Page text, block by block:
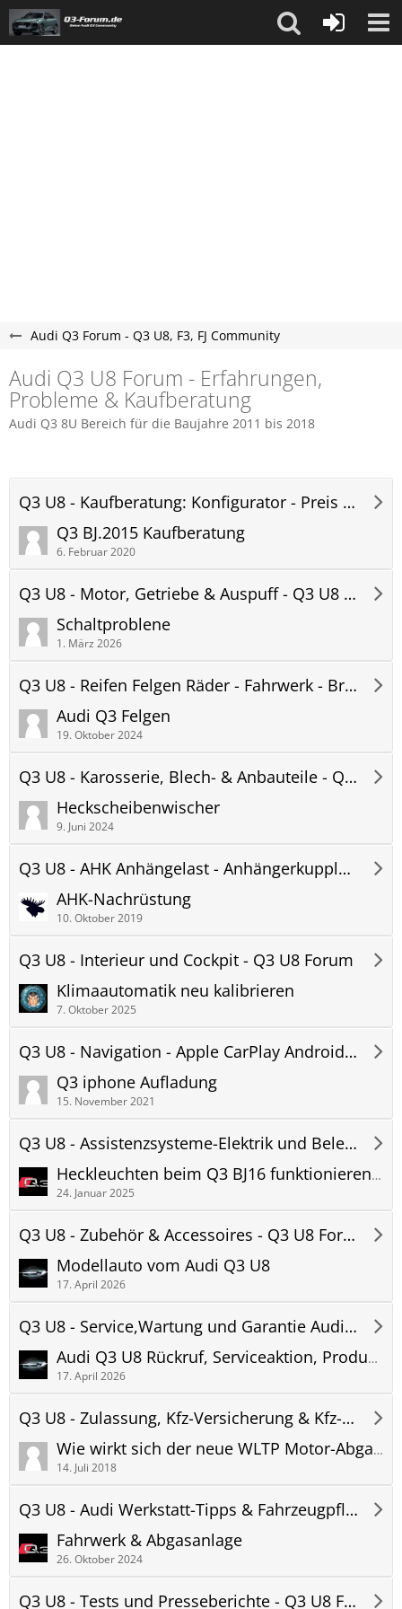
Audi Q3 Forum - Q3 U8, F3, FJ Community
Audi Q3 U8 Forum - Erfahrungen,
Probleme & Kaufberatung
Audi Q3 8U Bereich für die Baujahre 2011 bis 2018
Q3 U8 - Kaufberatung: Konfigurator - Preis - Lieferzeit - Q3 U8 Forum
Q3 BJ.2015 Kaufberatung
6. Februar 2020
Q3 U8 - Motor, Getriebe & Auspuff - Q3 U8 Forum
Schaltproblene
1. März 2026
Q3 U8 - Reifen Felgen Räder - Fahrwerk - Bremsen - Q3 U8 Forum
Audi Q3 Felgen
19. Oktober 2024
Q3 U8 - Karosserie, Blech- & Anbauteile - Q3 U8 Forum
Heckscheibenwischer
9. Juni 2024
Q3 U8 - AHK Anhängelast - Anhängerkupplung - Q3 U8 Forum
AHK-Nachrüstung
10. Oktober 2019
Q3 U8 - Interieur und Cockpit - Q3 U8 Forum
Klimaautomatik neu kalibrieren
7. Oktober 2025
Q3 U8 - Navigation - Apple CarPlay Android Auto - Hifi - Telefon - Q3 U8 Forum
Q3 iphone Aufladung
15. November 2021
Q3 U8 - Assistenzsysteme-Elektrik und Beleuchtung - Q3 U8 Forum
Heckleuchten beim Q3 BJ16 funktionieren nicht mehr
24. Januar 2025
Q3 U8 - Zubehör & Accessoires - Q3 U8 Forum
Modellauto vom Audi Q3 U8
17. April 2026
Q3 U8 - Service,Wartung und Garantie Audi - Q3 U8 Forum
Audi Q3 U8 Rückruf, Serviceaktion, Produktmängel
17. April 2026
Q3 U8 - Zulassung, Kfz-Versicherung & Kfz-Steuer Audi Q3 U8
Wie wirkt sich der neue WLTP Motor-Ab­gas­test auf die Kfz-Steu­er des Audi Q3 aus? Bis zu 140% mehr!
14. Juli 2018
Q3 U8 - Audi Werkstatt-Tipps & Fahrzeugpflege - Q3 U8 Forum
Fahrwerk & Abgasanlage
26. Oktober 2024
Q3 U8 - Tests und Presseberichte - Q3 U8 Forum